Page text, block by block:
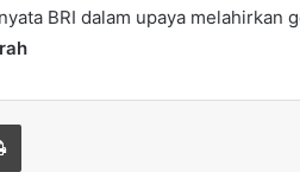
BRI dalam upaya melahirkan